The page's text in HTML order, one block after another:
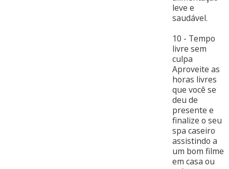
leve e
saudável.
10 - Tempo
livre sem
culpa
Aproveite as
horas livres
que você se
deu de
presente e
finalize o seu
spa caseiro
assistindo a
um bom filme
em casa ou